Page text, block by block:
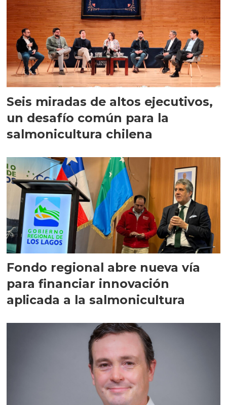
Seis miradas de altos ejecutivos,
un desafío común para la
salmonicultura chilena
Fondo regional abre nueva vía
para financiar innovación
aplicada a la salmonicultura